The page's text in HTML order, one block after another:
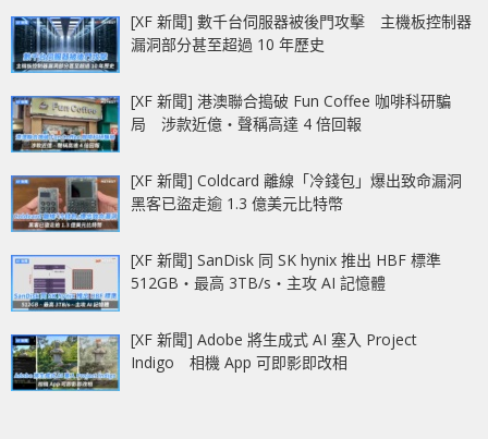
[XF 新聞] 數千台伺服器被後門攻擊 主機板控制器
漏洞部分甚至超過 10 年歷史
[XF 新聞] 港澳聯合搗破 Fun Coffee 咖啡科研騙
局 涉款近億‧聲稱高達 4 倍回報
[XF 新聞] Coldcard 離線「冷錢包」爆出致命漏洞
黑客已盜走逾 1.3 億美元比特幣
[XF 新聞] SanDisk 同 SK hynix 推出 HBF 標準
512GB‧最高 3TB/s‧主攻 AI 記憶體
[XF 新聞] Adobe 將生成式 AI 塞入 Project
Indigo 相機 App 可即影即改相